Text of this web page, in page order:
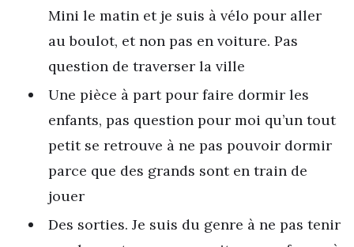
Mini le matin et je suis à vélo pour aller
au boulot, et non pas en voiture. Pas
question de traverser la ville
Une pièce à part pour faire dormir les
enfants, pas question pour moi qu’un tout
petit se retrouve à ne pas pouvoir dormir
parce que des grands sont en train de
jouer
Des sorties. Je suis du genre à ne pas tenir